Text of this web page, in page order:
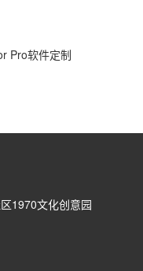
Pro软件定制
1970文化创意园